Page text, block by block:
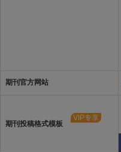
期刊官方网站
期刊投稿格式模板
VIP专享